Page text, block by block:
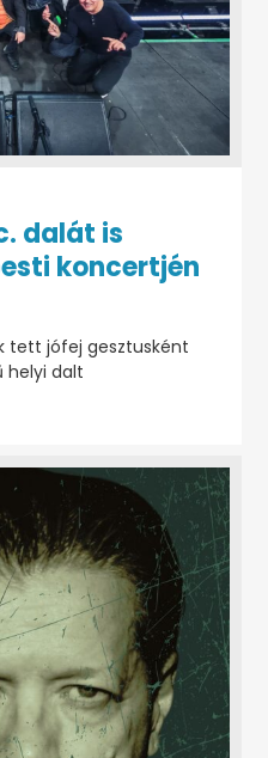
dalát is
koncertjén
tett jófej gesztusként
helyi dalt